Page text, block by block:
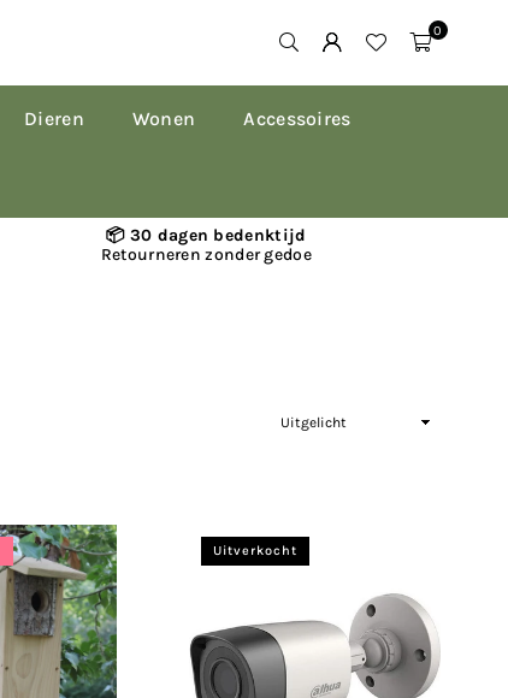
0
Dieren Wonen Accessoires
📦 30 dagen bedenktijd
Retourneren zonder gedoe
Sorteer
Uitverkocht